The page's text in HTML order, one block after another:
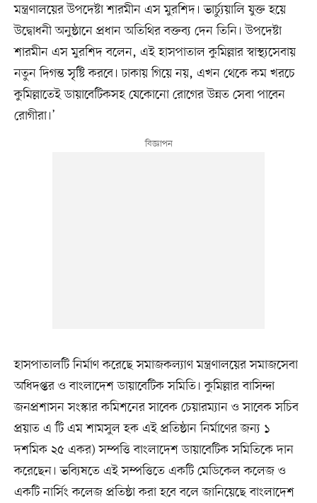
মন্ত্রণালয়ের উপদেষ্টা শারমীন এস মুরশিদ। ভার্চ্যুয়ালি যুক্ত হয়ে
উদ্বোধনী অনুষ্ঠানে প্রধান অতিথির বক্তব্য দেন তিনি। উপদেষ্টা
শারমীন এস মুরশিদ বলেন, এই হাসপাতাল কুমিল্লার স্বাস্থ্যসেবায়
নতুন দিগন্ত সৃষ্টি করবে। ঢাকায় গিয়ে নয়, এখন থেকে কম খরচে
কুমিল্লাতেই ডায়াবেটিকসহ যেকোনো রোগের উন্নত সেবা পাবেন
রোগীরা।’
হাসপাতালটি নির্মাণ করেছে সমাজকল্যাণ মন্ত্রণালয়ের সমাজসেবা
অধিদপ্তর ও বাংলাদেশ ডায়াবেটিক সমিতি। কুমিল্লার বাসিন্দা
জনপ্রশাসন সংস্কার কমিশনের সাবেক চেয়ারম্যান ও সাবেক সচিব
প্রয়াত এ টি এম শামসুল হক এই প্রতিষ্ঠান নির্মাণের জন্য ১
দশমিক ২৫ একর) সম্পত্তি বাংলাদেশ ডায়াবেটিক সমিতিকে দান
করেছেন। ভব্যিষতে এই সম্পত্তিতে একটি মেডিকেল কলেজ ও
একটি নার্সিং কলেজ প্রতিষ্ঠা করা হবে বলে জানিয়েছে বাংলাদেশ